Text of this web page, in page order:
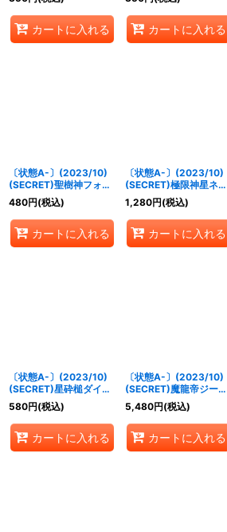
XV02}《紫》
カートに入れる
XV04}《黄》
カートに入れる
〔状態A-〕(2023/10)
(SECRET)聖樹神フォ
レ・ナテュール【X-
SEC】{BS65-X03}
《緑》
480円(税込)
カートに入れる
〔状態A-〕(2023/10)
(SECRET)極限神星ネ
オ・ゼッター【X-SEC】
{BS65-X06}《緑》
1,280円(税込)
カートに入れる
〔状態A-〕(2023/10)
(SECRET)星砕槌ダイダ
ロッサ【X-SEC】
{BS65-X09}《多》
580円(税込)
カートに入れる
〔状態A-〕(2023/10)
(SECRET)魔龍帝ジーク
フリードXV【XV-
SEC】{BS65-XV01}
《赤》
5,480円(税込)
カートに入れる